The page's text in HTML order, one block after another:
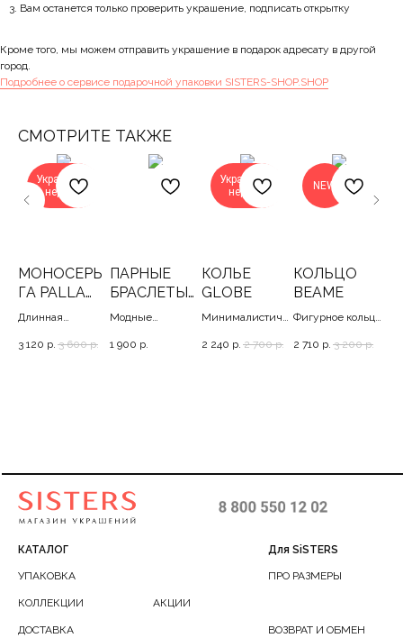
Вам останется только проверить украшение, подписать открытку
Кроме того, мы можем отправить украшение в подарок адресату в другой
город.
Подробнее о сервисе подарочной упаковки SISTERS-SHOP.SHOP
СМОТРИТЕ ТАКЖЕ
Украшение
недели
МОНОСЕРЬ
ГА PALLA
CREAM
Длинная
кремовой
3 120 р. 3 600 р.
ПАРНЫЕ
БРАСЛЕТЫ
(ЧЕРНЫЙ
Модные
подруг,
1 900 р.
Украшение
недели
КОЛЬЕ
GLOBE
Минималистичн
шарами, 38-43
2 240 р. 2 700 р.
NEW
КОЛЬЦО
BEAME
Фигурное кольцо
18.5
2 710 р. 3 200 р.
КАТАЛОГ Для SiSTERS
УПАКОВКА
ДОСТАВКА
КОЛЛЕКЦИИ
ПРО РАЗМЕРЫ
АКЦИИ
ВОЗВРАТ И ОБМЕН